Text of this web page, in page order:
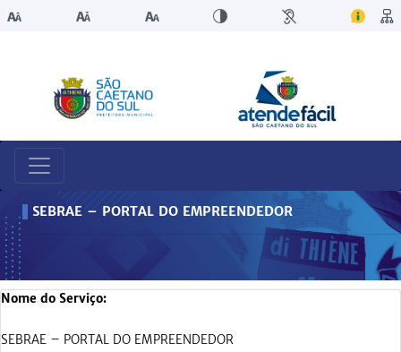
SEBRAE – PORTAL DO EMPREENDEDOR
Nome do Serviço:
SEBRAE – PORTAL DO EMPREENDEDOR